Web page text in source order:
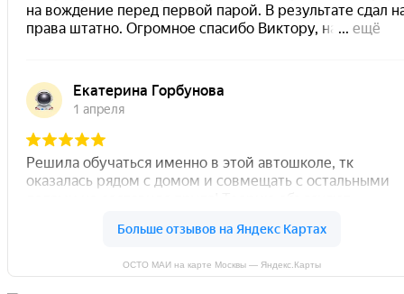
ОСТО МАИ на карте Москвы — Яндекс.Карты